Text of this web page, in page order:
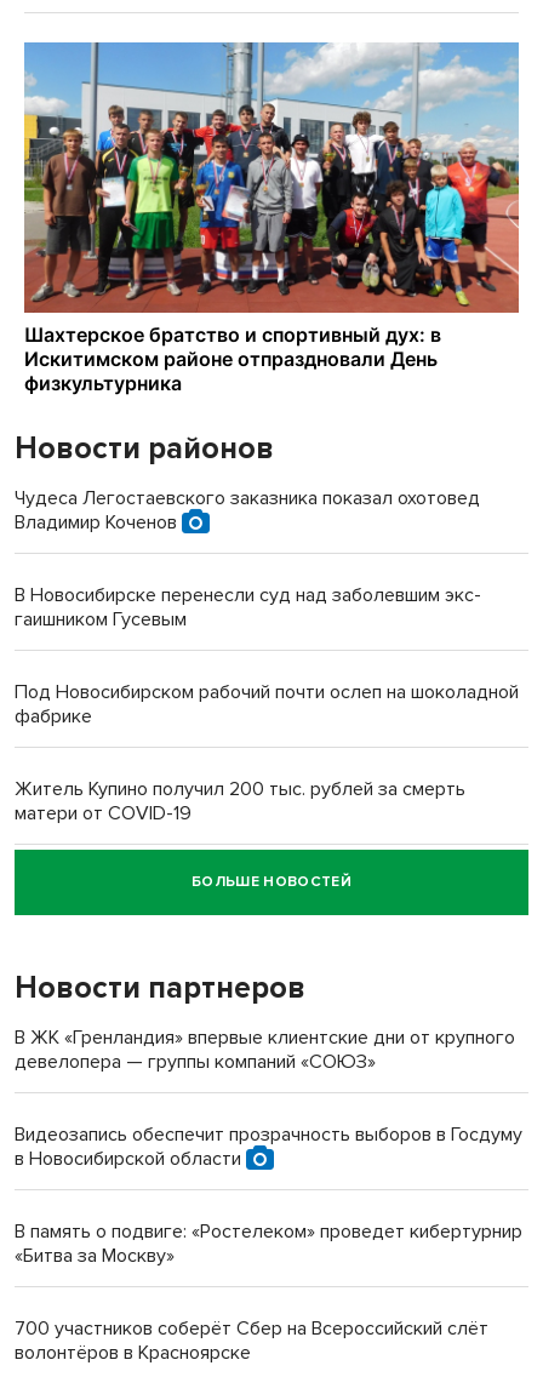
Новости районов
Чудеса Легостаевского заказника показал охотовед
Владимир Коченов
В Новосибирске перенесли суд над заболевшим экс-
гаишником Гусевым
Под Новосибирском рабочий почти ослеп на шоколадной
фабрике
Житель Купино получил 200 тыс. рублей за смерть
матери от COVID-19
Новосибирский суд наказал водителя за смерть
пенсионерки на вокзале
«Мы живём на пастбище!»: в новосибирском селе лошади
терроризируют жителей
Инвалид получил условный срок за избиение врачей
Новосибирский преподаватель с женой вошли в топ-16
Обновлённое отделение ВТБ открылось в Искитиме
БОЛЬШЕ НОВОСТЕЙ
Новости партнеров
В ЖК «Гренландия» впервые клиентские дни от крупного
девелопера — группы компаний «СОЮЗ»
Видеозапись обеспечит прозрачность выборов в Госдуму
в Новосибирской области
В память о подвиге: «Ростелеком» проведет кибертурнир
«Битва за Москву»
700 участников соберёт Сбер на Всероссийский слёт
волонтёров в Красноярске